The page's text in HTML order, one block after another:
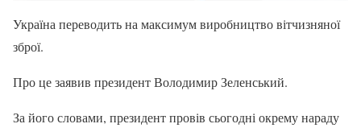
Україна переводить на максимум виробництво вітчизняної
зброї.
Про це заявив президент Володимир Зеленський.
За його словами, президент провів сьогодні окрему нараду